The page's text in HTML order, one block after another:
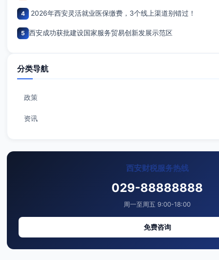
4 2026年西安灵活就业医保缴费，3个线上渠道别错过！
5 西安成功获批建设国家服务贸易创新发展示范区
分类导航
政策
资讯
西安财税服务热线
029-88888888
周一至周五 9:00-18:00
免费咨询